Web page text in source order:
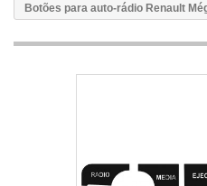
Botões para auto-rádio Renault